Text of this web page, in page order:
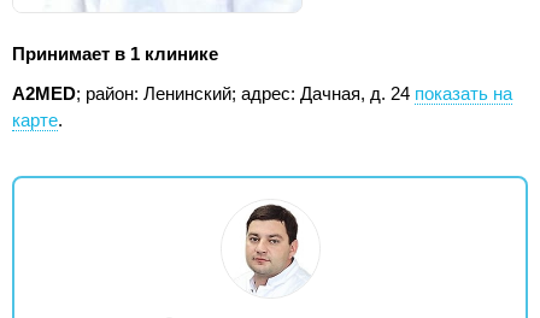
Принимает в 1 клинике
А2МЕD; район: Ленинский; адрес: Дачная, д. 24 показать на
карте.